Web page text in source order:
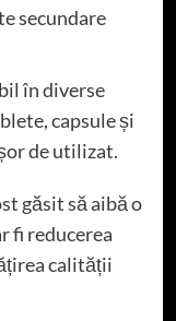
secundare
în diverse
capsule și
de utilizat.
găsit să aibă o
fi reducerea
calității